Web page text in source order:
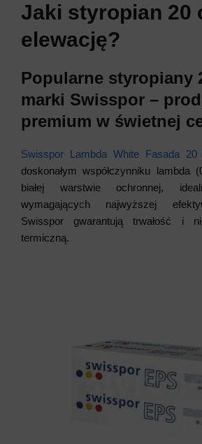
Jaki styropian 20
elewację?
Popularne styropiany
marki Swisspor –
premium w świetnej
Swisspor Lambda White Fasada 20
doskonałym współczynniku lambda
białej warstwie ochronnej,
wymagających najwyższej
Swisspor gwarantują trwałość i
termiczną.